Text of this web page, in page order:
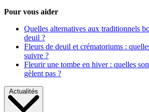
Pour vous aider
Quelles alternatives aux traditionnels
deuil ?
Fleurs de deuil et crématoriums :
suivre ?
Fleurir une tombe en hiver : quelles
gèlent pas ?
Actualités